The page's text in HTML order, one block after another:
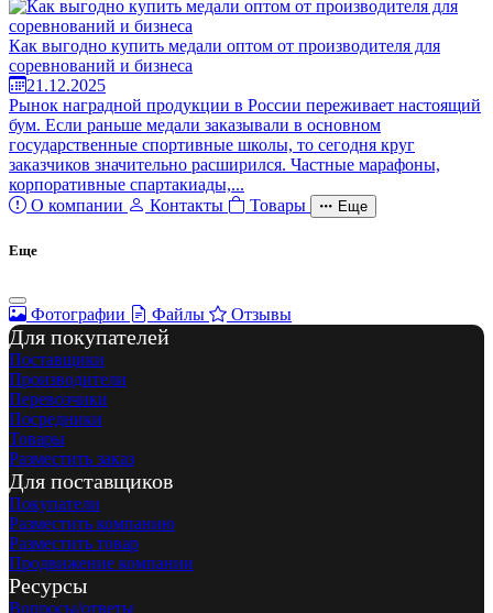
Как выгодно купить медали оптом от производителя для
соревнований и бизнеса
21.12.2025
Рынок наградной продукции в России переживает настоящий
бум. Если раньше медали заказывали в основном
государственные спортивные школы, то сегодня круг
заказчиков значительно расширился. Частные марафоны,
корпоративные спартакиады,...
О компании
Контакты Товары Еще
Еще
Фотографии Файлы Отзывы
Для покупателей
Поставщики
Производители
Перевозчики
Посредники
Товары
Разместить заказ
Для поставщиков
Покупатели
Разместить компанию
Разместить товар
Продвижение компании
Ресурсы
Вопросы/ответы